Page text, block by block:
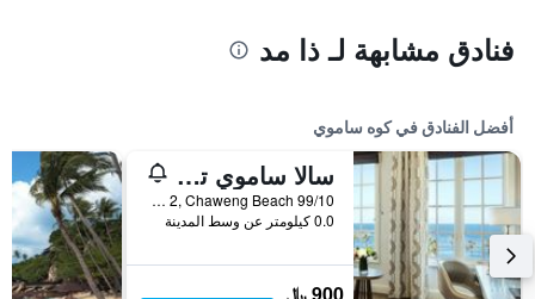
فنادق مشابهة لـ ذا مد
أفضل الفنادق في كوه ساموي
سالا ساموي تشاوينج بيتش ريزورت
99/10 Moo 2, Chaweng Beach, كوه ساموي, تايلاند
0.0 كيلومتر عن وسط المدينة